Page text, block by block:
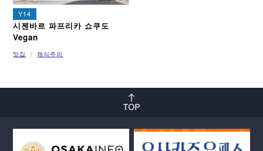
Y14
시젠바르 파프리카 쇼쿠도
Vegan
맛집 채식주의